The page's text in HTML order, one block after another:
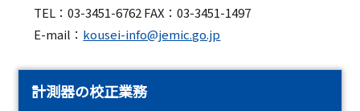
TEL：03-3451-6762 FAX：03-3451-1497
E-mail： kousei-info@jemic.go.jp
計測器の校正業務